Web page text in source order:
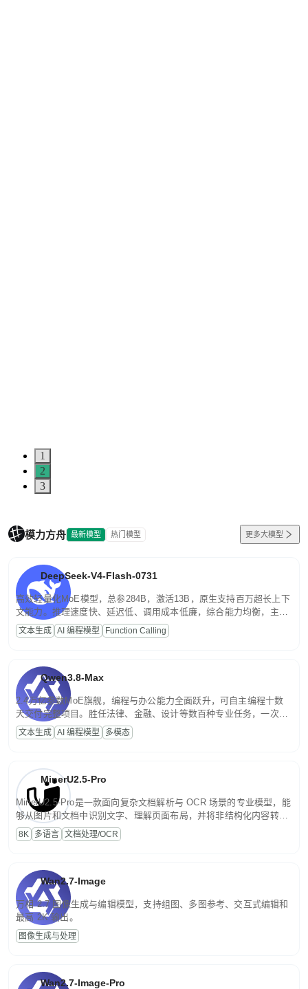
1
2
3
模力方舟 最新模型 热门模型 更多大模型
DeepSeek-V4-Flash-0731
高效轻量化MoE模型，总参284B，激活13B，原生支持百万超长上下
文能力。推理速度快、延迟低、调用成本低廉，综合能力均衡，主打
高并发、轻量化任务，适合日常对话、内容创作、基础 RAG、批量
文案处理等普惠刚需场景。
文本生成 AI 编程模型 Function Calling
Qwen3.8-Max
2.4万亿参数MoE旗舰，编程与办公能力全面跃升，可自主编程十数
天交付完整项目。胜任法律、金融、设计等数百种专业任务，一次对
话端到端交付生产级成果。原生视觉理解贯穿规划、执行与验证全流
程，支持超长文档与长视频的深度语义解析。长程任务中自主规划与
文本生成 AI 编程模型 多模态
MinerU2.5-Pro
MinerU2.5-Pro是一款面向复杂文档解析与 OCR 场景的专业模型，能
够从图片和文档中识别文字、理解页面布局，并将非结构化内容转换
为便于存储、检索和二次处理的结构化结果。
8K 多语言 文档处理/OCR
Wan2.7-Image
万相 2.7 图像生成与编辑模型，支持组图、多图参考、交互式编辑和
最高 2K 输出。
图像生成与处理
Wan2.7-Image-Pro